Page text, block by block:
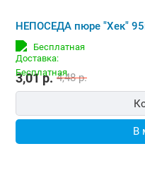
НЕПОСЕДА пюре "Хек"
Бесплатная
3,01р. 4,48р.
В